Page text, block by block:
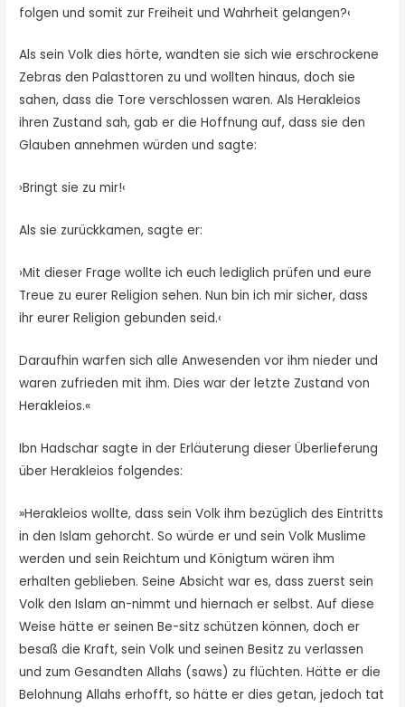
folgen und somit zur Freiheit und Wahrheit gelangen?‹
Als sein Volk dies hörte, wandten sie sich wie erschrockene
Zebras den Palasttoren zu und wollten hinaus, doch sie
sahen, dass die Tore verschlossen waren. Als Herakleios
ihren Zustand sah, gab er die Hoffnung auf, dass sie den
Glauben annehmen würden und sagte:
›Bringt sie zu mir!‹
Als sie zurückkamen, sagte er:
›Mit dieser Frage wollte ich euch lediglich prüfen und eure
Treue zu eurer Religion sehen. Nun bin ich mir sicher, dass
ihr eurer Religion gebunden seid.‹
Daraufhin warfen sich alle Anwesenden vor ihm nieder und
waren zufrieden mit ihm. Dies war der letzte Zustand von
Herakleios.«
Ibn Hadschar sagte in der Erläuterung dieser Überlieferung
über Herakleios folgendes:
»Herakleios wollte, dass sein Volk ihm bezüglich des Eintritts
in den Islam gehorcht. So würde er und sein Volk Muslime
werden und sein Reichtum und Königtum wären ihm
erhalten geblieben. Seine Absicht war es, dass zuerst sein
Volk den Islam an-nimmt und hiernach er selbst. Auf diese
Weise hätte er seinen Be-sitz schützen können, doch er
besaß die Kraft, sein Volk und seinen Besitz zu verlassen
und zum Gesandten Allahs (saws) zu flüchten. Hätte er die
Belohnung Allahs erhofft, so hätte er dies getan, jedoch tat